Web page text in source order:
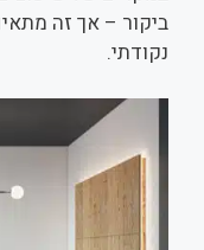
ביקור – אך זה
נקודתי.